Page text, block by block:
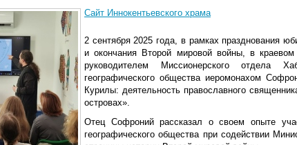
Сайт Иннокентьевского храма
2 сентября 2025 года, в рамках празднования
и окончания Второй мировой войны, в краевом
руководителем Миссионерского отдела
географического общества иеромонахом
Курилы: деятельность православного
островах».
Отец Софроний рассказал о своем опыте
географического общества при содействии